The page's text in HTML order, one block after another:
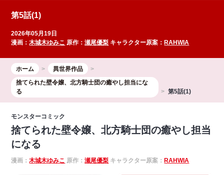
第5話(1)
2026年05月19日
漫画：木城木ゆみこ 原作：瀬尾優梨 キャラクター原案： RAHWIA
ホーム
異世界作品
捨てられた壁令嬢、北方騎士団の癒やし担当にな
る
第5話(1)
モンスターコミック
捨てられた壁令嬢、北方騎士団の癒やし担当
になる
漫画：木城木ゆみこ 原作：瀬尾優梨 キャラクター原案： RAHWIA